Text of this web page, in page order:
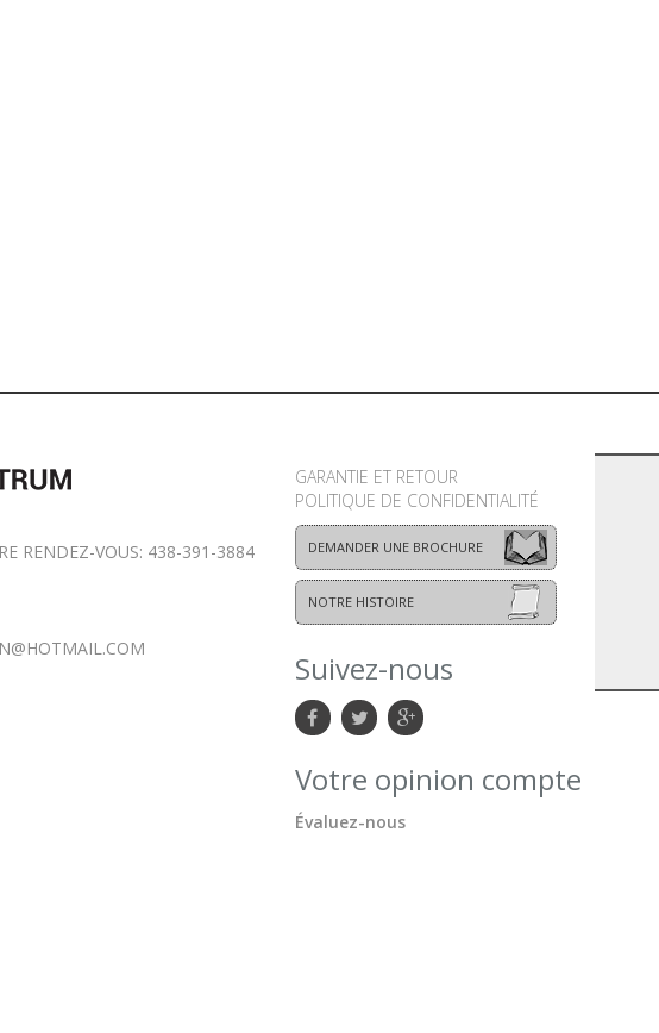
RENDEZ-VOUS: 438-391-3884
GARANTIE ET RETOUR
POLITIQUE DE CONFIDENTIALITÉ
DEMANDER UNE BROCHURE
NOTRE HISTOIRE
Suivez-nous
Votre opinion compte
Évaluez-nous